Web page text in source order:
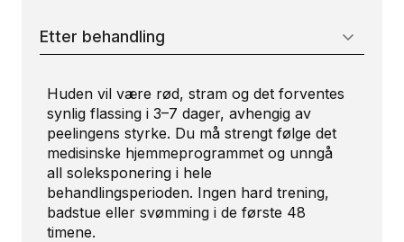
Etter behandling
Huden vil være rød, stram og det forventes
synlig flassing i 3–7 dager, avhengig av
peelingens styrke. Du må strengt følge det
medisinske hjemmeprogrammet og unngå
all soleksponering i hele
behandlingsperioden. Ingen hard trening,
badstue eller svømming i de første 48
timene.